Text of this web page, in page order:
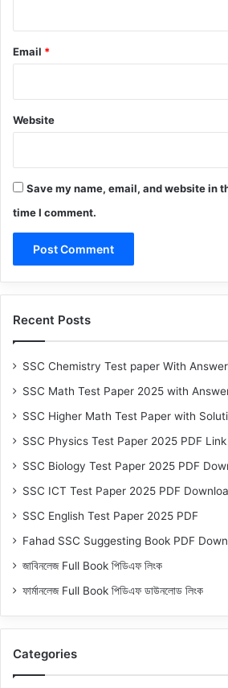
Email *
Website
Save my name, email, and website in
time I comment.
Recent Posts
SSC Chemistry Test paper With
SSC Math Test Paper 2025 with
SSC Higher Math Test Paper with
SSC Physics Test Paper 2025 PDF Link
SSC Biology Test Paper 2025 PDF
SSC ICT Test Paper 2025 PDF
SSC English Test Paper 2025 PDF
Fahad SSC Suggesting Book PDF
জাবিনলেজ Full Book পিডিএফ লিংক
ফার্মানলেজ Full Book পিডিএফ ডাউনলোড লিংক
Categories